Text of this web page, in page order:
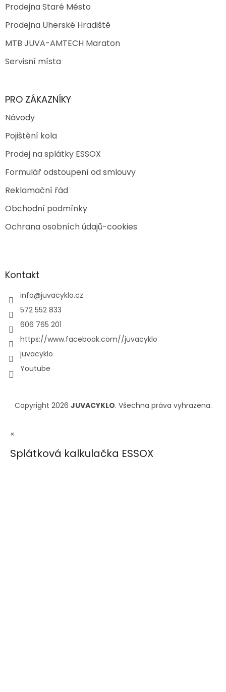
Prodejna Staré Město
Prodejna Uherské Hradiště
MTB JUVA-AMTECH Maraton
Servisní místa
PRO ZÁKAZNÍKY
Návody
Pojištění kola
Prodej na splátky ESSOX
Formulář odstoupení od smlouvy
Reklamační řád
Obchodní podmínky
Ochrana osobních údajů-cookies
Kontakt
info@juvacyklo.cz
572 552 833
606 765 201
https://www.facebook.com//juvacyklo
juvacyklo
Youtube
Copyright 2026 JUVACYKLO. Všechna práva vyhrazena.
×
Splátková kalkulačka ESSOX